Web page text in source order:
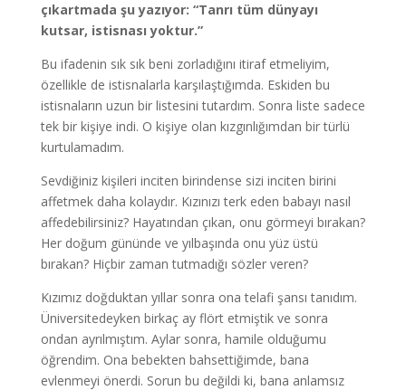
çıkartmada şu yazıyor: “Tanrı tüm dünyayı
kutsar, istisnası yoktur.”
Bu ifadenin sık sık beni zorladığını itiraf etmeliyim,
özellikle de istisnalarla karşılaştığımda. Eskiden bu
istisnaların uzun bir listesini tutardım. Sonra liste sadece
tek bir kişiye indi. O kişiye olan kızgınlığımdan bir türlü
kurtulamadım.
Sevdiğiniz kişileri inciten birindense sizi inciten birini
affetmek daha kolaydır. Kızınızı terk eden babayı nasıl
affedebilirsiniz? Hayatından çıkan, onu görmeyi bırakan?
Her doğum gününde ve yılbaşında onu yüz üstü
bırakan? Hiçbir zaman tutmadığı sözler veren?
Kızımız doğduktan yıllar sonra ona telafi şansı tanıdım.
Üniversitedeyken birkaç ay flört etmiştik ve sonra
ondan ayrılmıştım. Aylar sonra, hamile olduğumu
öğrendim. Ona bebekten bahsettiğimde, bana
evlenmeyi önerdi. Sorun bu değildi ki, bana anlamsız